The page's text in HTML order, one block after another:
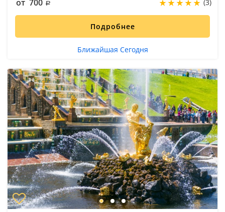
от 700 (3)
Подробнее
Ближайшая Сегодня